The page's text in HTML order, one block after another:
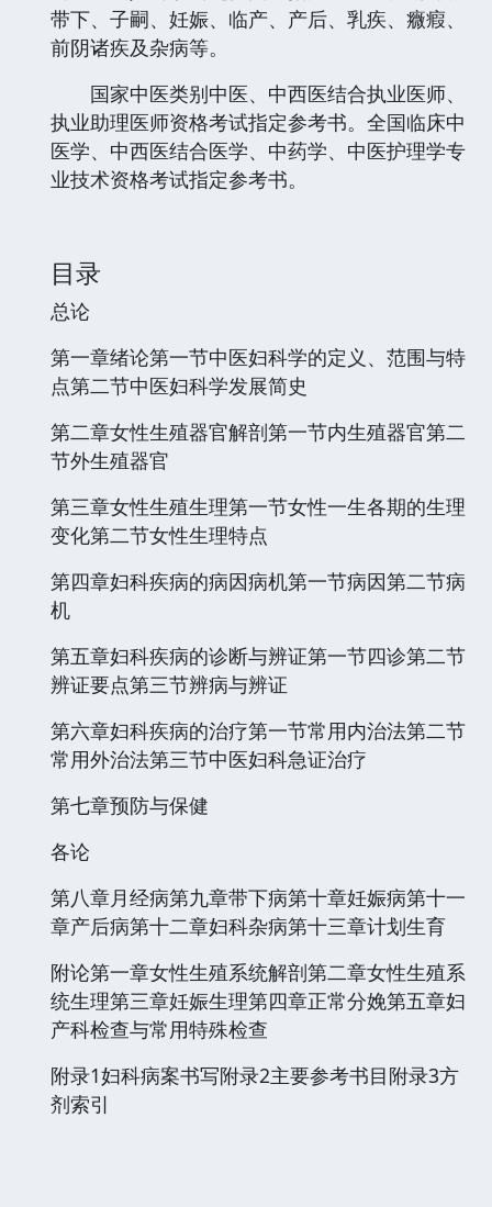
带下、子嗣、妊娠、临产、产后、乳疾、癓瘕、
前阴诸疾及杂病等。
国家中医类别中医、中西医结合执业医师、
执业助理医师资格考试指定参考书。全国临床中
医学、中西医结合医学、中药学、中医护理学专
业技术资格考试指定参考书。
目录
总论
第一章绪论第一节中医妇科学的定义、范围与特
点第二节中医妇科学发展简史
第二章女性生殖器官解剖第一节内生殖器官第二
节外生殖器官
第三章女性生殖生理第一节女性一生各期的生理
变化第二节女性生理特点
第四章妇科疾病的病因病机第一节病因第二节病
机
第五章妇科疾病的诊断与辨证第一节四诊第二节
辨证要点第三节辨病与辨证
第六章妇科疾病的治疗第一节常用内治法第二节
常用外治法第三节中医妇科急证治疗
第七章预防与保健
各论
第八章月经病第九章带下病第十章妊娠病第十一
章产后病第十二章妇科杂病第十三章计划生育
附论第一章女性生殖系统解剖第二章女性生殖系
统生理第三章妊娠生理第四章正常分娩第五章妇
产科检查与常用特殊检查
附录1妇科病案书写附录2主要参考书目附录3方
剂索引